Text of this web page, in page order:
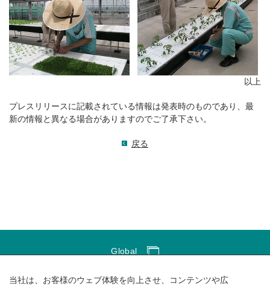
以上
プレスリリースに記載されている情報は発表時のものであり、最
新の情報と異なる場合がありますのでご了承下さい。
戻る
Global
当社は、お客様のウェブ体験を向上させ、コンテンツや広